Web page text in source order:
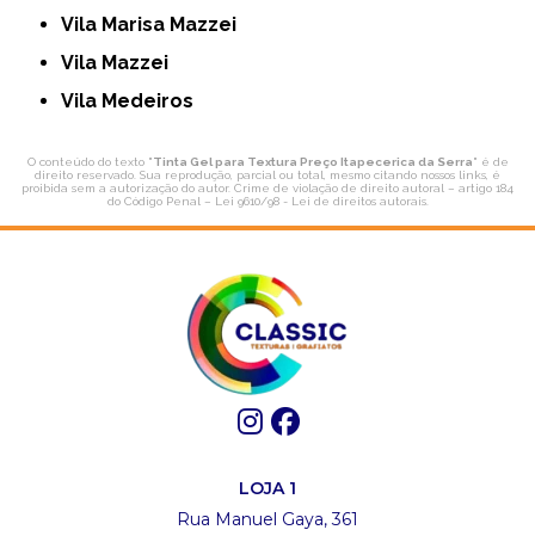
Vila Marisa Mazzei
Vila Mazzei
Vila Medeiros
O conteúdo do texto "Tinta Gel para Textura Preço Itapecerica da Serra" é de
direito reservado. Sua reprodução, parcial ou total, mesmo citando nossos links, é
proibida sem a autorização do autor. Crime de violação de direito autoral – artigo 184
do Código Penal – Lei 9610/98 - Lei de direitos autorais.
LOJA 1
Rua Manuel Gaya, 361